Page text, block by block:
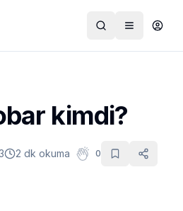
kimdi?
2 dk okuma 0